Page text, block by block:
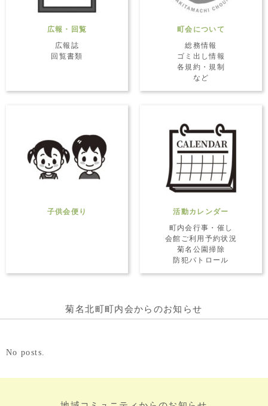
広報・回覧
広報誌
回覧書類
町会について
総務情報
ゴミ出し情報
各規約・規制
など
子供会便り 活動カレンダー
町内会行事・催し
会館ご利用予約状況
菊名公園掃除
防犯パトロール
菊名北町町内会からのお知らせ
No posts.